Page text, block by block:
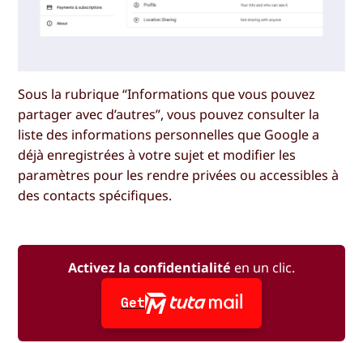
Sous la rubrique “Informations que vous pouvez
partager avec d’autres”, vous pouvez consulter la
liste des informations personnelles que Google a
déjà enregistrées à votre sujet et modifier les
paramètres pour les rendre privées ou accessibles à
des contacts spécifiques.
Activez la confidentialité en un clic.
Get